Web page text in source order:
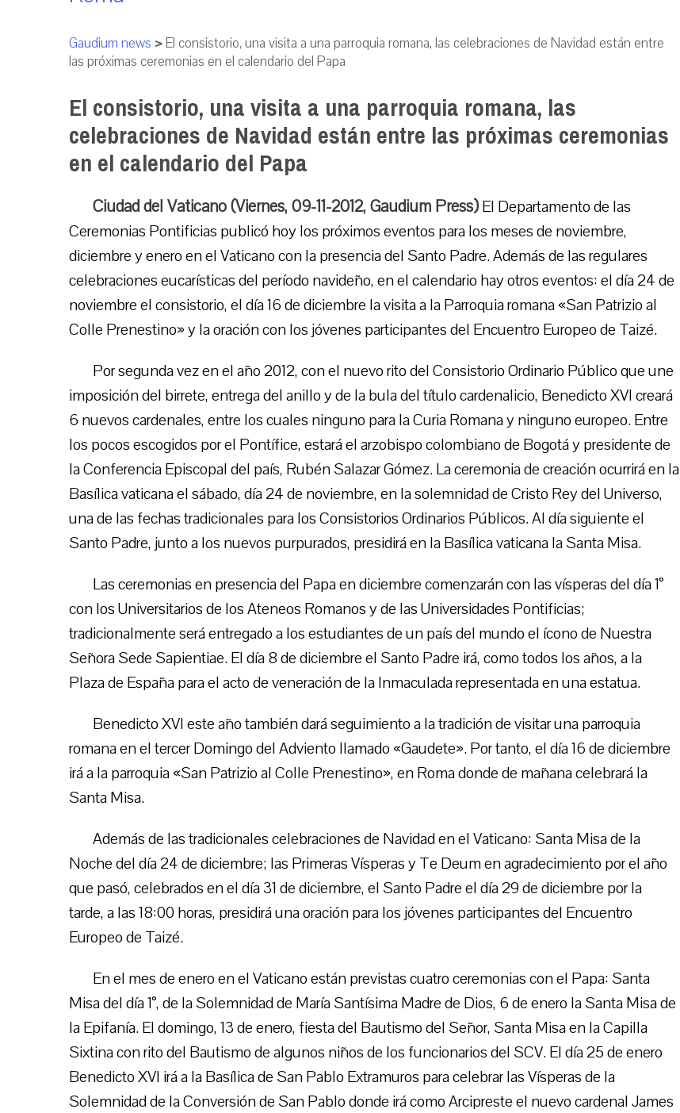
Gaudium news >El consistorio, una visita a una parroquia romana, las celebraciones de Navidad están entre
las próximas ceremonias en el calendario del Papa
El consistorio, una visita a una parroquia romana, las
celebraciones de Navidad están entre las próximas ceremonias
en el calendario del Papa
Ciudad del Vaticano (Viernes, 09-11-2012, Gaudium Press)El Departamento de las
Ceremonias Pontificias publicó hoy los próximos eventos para los meses de noviembre,
diciembre y enero en el Vaticano con la presencia del Santo Padre. Además de las regulares
celebraciones eucarísticas del período navideño, en el calendario hay otros eventos: el día 24 de
noviembre el consistorio, el día 16 de diciembre la visita a la Parroquia romana «San Patrizio al
Colle Prenestino» y la oración con los jóvenes participantes del Encuentro Europeo de Taizé.
Por segunda vez en el año 2012, con el nuevo rito del Consistorio Ordinario Público que une
imposición del birrete, entrega del anillo y de la bula del título cardenalicio, Benedicto XVI creará
6 nuevos cardenales, entre los cuales ninguno para la Curia Romana y ninguno europeo. Entre
los pocos escogidos por el Pontífice, estará el arzobispo colombiano de Bogotá y presidente de
la Conferencia Episcopal del país, Rubén Salazar Gómez. La ceremonia de creación ocurrirá en la
Basílica vaticana el sábado, día 24 de noviembre, en la solemnidad de Cristo Rey del Universo,
una de las fechas tradicionales para los Consistorios Ordinarios Públicos. Al día siguiente el
Santo Padre, junto a los nuevos purpurados, presidirá en la Basílica vaticana la Santa Misa.
Las ceremonias en presencia del Papa en diciembre comenzarán con las vísperas del día 1°
con los Universitarios de los Ateneos Romanos y de las Universidades Pontificias;
tradicionalmente será entregado a los estudiantes de un país del mundo el ícono de Nuestra
Señora Sede Sapientiae. El día 8 de diciembre el Santo Padre irá, como todos los años, a la
Plaza de España para el acto de veneración de la Inmaculada representada en una estatua.
Benedicto XVI este año también dará seguimiento a la tradición de visitar una parroquia
romana en el tercer Domingo del Adviento llamado «Gaudete». Por tanto, el día 16 de diciembre
irá a la parroquia «San Patrizio al Colle Prenestino», en Roma donde de mañana celebrará la
Santa Misa.
Además de las tradicionales celebraciones de Navidad en el Vaticano: Santa Misa de la
Noche del día 24 de diciembre; las Primeras Vísperas y Te Deum en agradecimiento por el año
que pasó, celebrados en el día 31 de diciembre, el Santo Padre el día 29 de diciembre por la
tarde, a las 18:00 horas, presidirá una oración para los jóvenes participantes del Encuentro
Europeo de Taizé.
En el mes de enero en el Vaticano están previstas cuatro ceremonias con el Papa: Santa
Misa del día 1°, de la Solemnidad de María Santísima Madre de Dios, 6 de enero la Santa Misa de
la Epifanía. El domingo, 13 de enero, fiesta del Bautismo del Señor, Santa Misa en la Capilla
Sixtina con rito del Bautismo de algunos niños de los funcionarios del SCV. El día 25 de enero
Benedicto XVI irá a la Basílica de San Pablo Extramuros para celebrar las Vísperas de la
Solemnidad de la Conversión de San Pablo donde irá como Arcipreste el nuevo cardenal James